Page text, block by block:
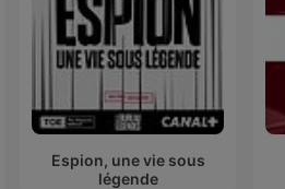
Espion, une vie sous
légende